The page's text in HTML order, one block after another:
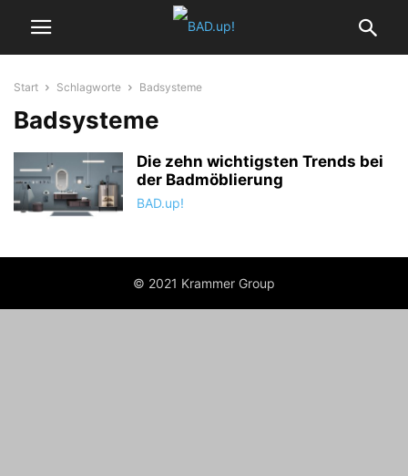
Start Schlagworte Badsysteme
Badsysteme
Die zehn wichtigsten Trends bei
der Badmöblierung
BAD.up!
© 2021 Krammer Group